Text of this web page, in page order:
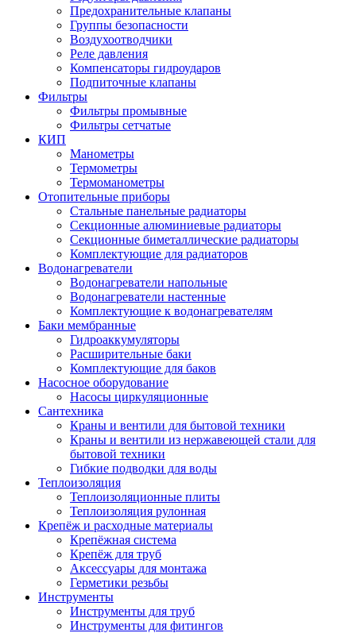
Предохранительные клапаны
Группы безопасности
Воздухоотводчики
Реле давления
Компенсаторы гидроударов
Подпиточные клапаны
Фильтры
Фильтры промывные
Фильтры сетчатые
КИП
Манометры
Термометры
Термоманометры
Отопительные приборы
Стальные панельные радиаторы
Секционные алюминиевые радиаторы
Секционные биметаллические радиаторы
Комплектующие для радиаторов
Водонагреватели
Водонагреватели напольные
Водонагреватели настенные
Комплектующие к водонагревателям
Баки мембранные
Гидроаккумуляторы
Расширительные баки
Комплектующие для баков
Насосное оборудование
Насосы циркуляционные
Сантехника
Краны и вентили для бытовой техники
Краны и вентили из нержавеющей стали для
бытовой техники
Гибкие подводки для воды
Теплоизоляция
Теплоизоляционные плиты
Теплоизоляция рулонная
Крепёж и расходные материалы
Крепёжная система
Крепёж для труб
Аксессуары для монтажа
Герметики резьбы
Инструменты
Инструменты для труб
Инструменты для фитингов